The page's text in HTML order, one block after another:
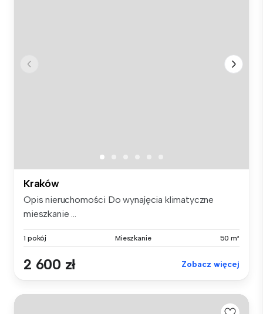
Kraków
Opis nieruchomości Do wynajęcia klimatyczne
mieszkanie ...
1 pokój Mieszkanie 50 m²
2 600 zł Zobacz więcej